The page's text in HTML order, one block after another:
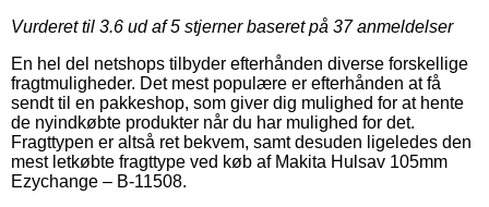
Vurderet til 3.6 ud af 5 stjerner baseret på 37anmeldelser
En hel del netshops tilbyder efterhånden diverse forskellige
fragtmuligheder. Det mest populære er efterhånden at få
sendt til en pakkeshop, som giver dig mulighed for at hente
de nyindkøbte produkter når du har mulighed for det.
Fragttypen er altså ret bekvem, samt desuden ligeledes den
mest letkøbte fragttype ved køb af Makita Hulsav 105mm
Ezychange – B-11508.